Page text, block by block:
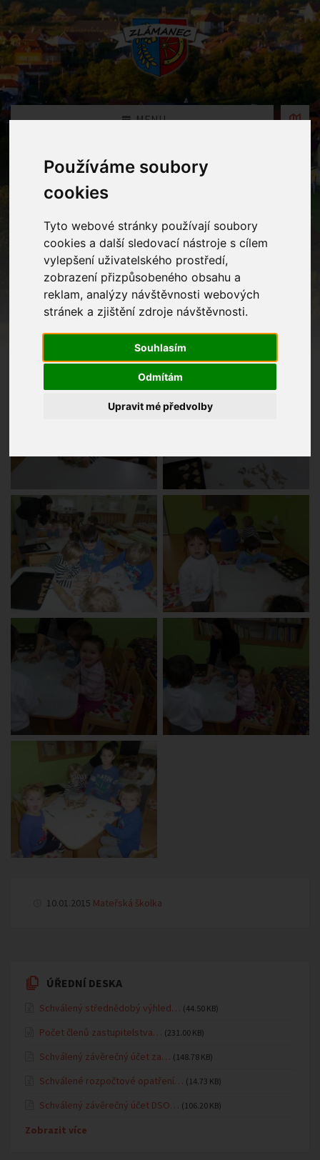
Používáme soubory
cookies
Tyto webové stránky používají soubory
cookies a další sledovací nástroje s cílem
vylepšení uživatelského prostředí,
zobrazení přizpůsobeného obsahu a
reklam, analýzy návštěvnosti webových
stránek a zjištění zdroje návštěvnosti.
Souhlasím
Odmítám
Upravit mé předvolby
MENU
Fotogalerie
10.01.2015 Mateřská školka
ÚŘEDNÍ DESKA
Schválený střednědobý výhled… (44.50 KB)
Počet členů zastupitelstva… (231.00 KB)
Schválený závěrečný účet za… (148.78 KB)
Schválené rozpočtové opatření… (14.73 KB)
Schválený závěrečný účet DSO… (106.20 KB)
Zobrazit více